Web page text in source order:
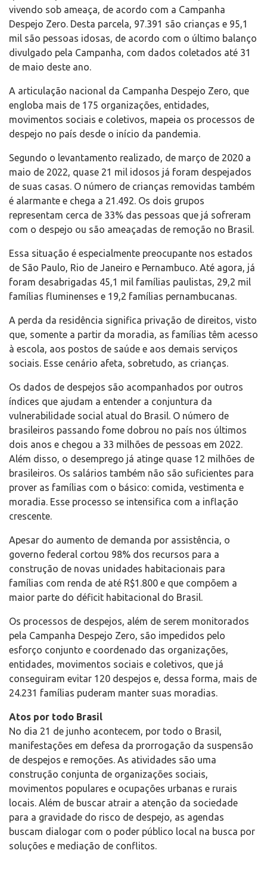
vivendo sob ameaça, de acordo com a Campanha
Despejo Zero. Desta parcela, 97.391 são crianças e 95,1
mil são pessoas idosas, de acordo com o último balanço
divulgado pela Campanha, com dados coletados até 31
de maio deste ano.
A articulação nacional da Campanha Despejo Zero, que
engloba mais de 175 organizações, entidades,
movimentos sociais e coletivos, mapeia os processos de
despejo no país desde o início da pandemia.
Segundo o levantamento realizado, de março de 2020 a
maio de 2022, quase 21 mil idosos já foram despejados
de suas casas. O número de crianças removidas também
é alarmante e chega a 21.492. Os dois grupos
representam cerca de 33% das pessoas que já sofreram
com o despejo ou são ameaçadas de remoção no Brasil.
Essa situação é especialmente preocupante nos estados
de São Paulo, Rio de Janeiro e Pernambuco. Até agora, já
foram desabrigadas 45,1 mil famílias paulistas, 29,2 mil
famílias fluminenses e 19,2 famílias pernambucanas.
A perda da residência significa privação de direitos, visto
que, somente a partir da moradia, as famílias têm acesso
à escola, aos postos de saúde e aos demais serviços
sociais. Esse cenário afeta, sobretudo, as crianças.
Os dados de despejos são acompanhados por outros
índices que ajudam a entender a conjuntura da
vulnerabilidade social atual do Brasil. O número de
brasileiros passando fome dobrou no país nos últimos
dois anos e chegou a 33 milhões de pessoas em 2022.
Além disso, o desemprego já atinge quase 12 milhões de
brasileiros. Os salários também não são suficientes para
prover as famílias com o básico: comida, vestimenta e
moradia. Esse processo se intensifica com a inflação
crescente.
Apesar do aumento de demanda por assistência, o
governo federal cortou 98% dos recursos para a
construção de novas unidades habitacionais para
famílias com renda de até R$1.800 e que compõem a
maior parte do déficit habitacional do Brasil.
Os processos de despejos, além de serem monitorados
pela Campanha Despejo Zero, são impedidos pelo
esforço conjunto e coordenado das organizações,
entidades, movimentos sociais e coletivos, que já
conseguiram evitar 120 despejos e, dessa forma, mais de
24.231 famílias puderam manter suas moradias.
Atos por todo Brasil
No dia 21 de junho acontecem, por todo o Brasil,
manifestações em defesa da prorrogação da suspensão
de despejos e remoções. As atividades são uma
construção conjunta de organizações sociais,
movimentos populares e ocupações urbanas e rurais
locais. Além de buscar atrair a atenção da sociedade
para a gravidade do risco de despejo, as agendas
buscam dialogar com o poder público local na busca por
soluções e mediação de conflitos.